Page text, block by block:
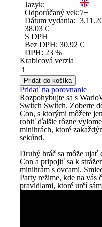
Jazyk:
Odporúčaný vek:7+
Dátum vydania:
38.03 €
S DPH
Bez DPH: 30.92 €
DPH: 23 %
Krabicová verzia
Pridať do košíka
Pridať na porovnanie
Rozpohybujte sa s
Switch Switch. Zoberte
Con, s ktorými môžete
robiť ďalšie rôzne
minihrách, ktoré
sekúnd.
Druhý hráč sa môže ujať
Con a pripojiť sa k
minihrám s ovcami.
Party režime, kde na vás
pravidlami, ktoré určí